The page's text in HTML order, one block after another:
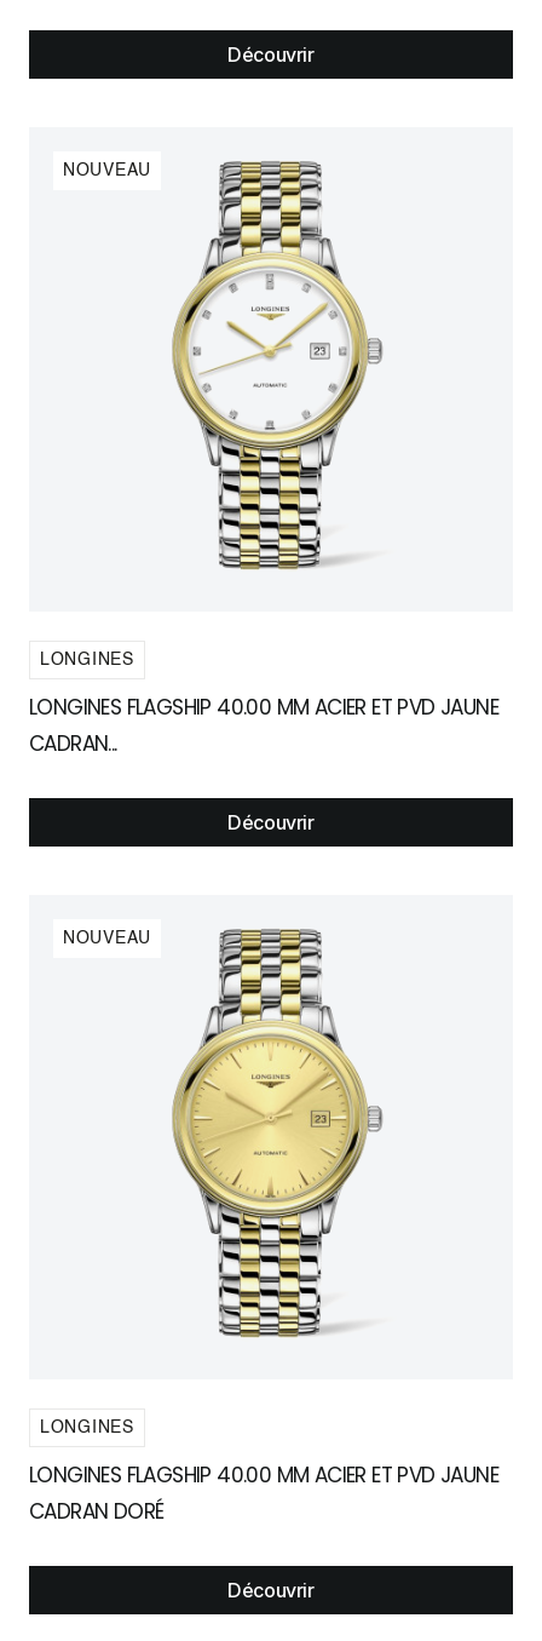
Découvrir
LONGINES
LONGINES FLAGSHIP 40.00 MM ACIER ET PVD JAUNE
CADRAN...
Découvrir
NOUVEAU
LONGINES
LONGINES FLAGSHIP 40.00 MM ACIER ET PVD JAUNE
CADRAN DORÉ
Découvrir
NOUVEAU